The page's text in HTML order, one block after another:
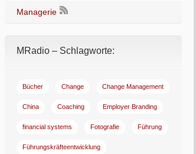
Managerie
MRadio – Schlagworte:
Bücher Change Change Management
China Coaching Employer Branding
financial systems Fotografie Führung
Führungskräfteentwicklung